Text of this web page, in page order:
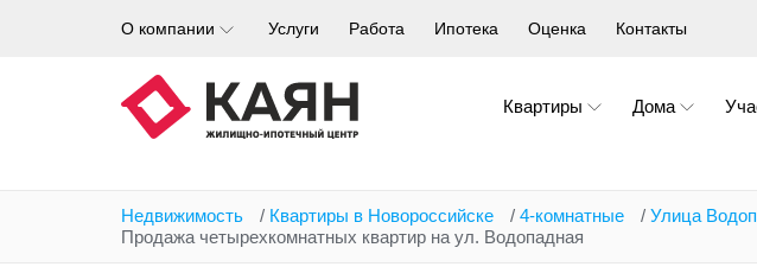
О компании Услуги Работа Ипотека Оценка Контакты
Квартиры Дома
Недвижимость / Квартиры в Новороссийске / 4-комнатные / Улица
Продажа четырехкомнатных квартир на ул. Водопадная